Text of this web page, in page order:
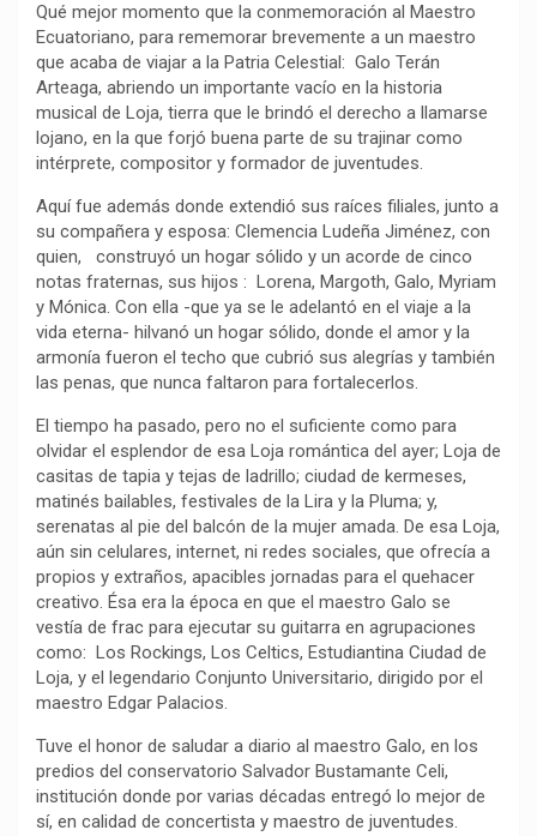
c
e
b
o
o
k
a
t
s
A
p
p
l
e
g
r
a
m
p
y
L
i
n
k
m
p
a
r
t
i
r
Qué mejor momento que la conmemoración al Maestro
Ecuatoriano, para rememorar brevemente a un maestro
que acaba de viajar a la Patria Celestial: Galo Terán
Arteaga, abriendo un importante vacío en la historia
musical de Loja, tierra que le brindó el derecho a llamarse
lojano, en la que forjó buena parte de su trajinar como
intérprete, compositor y formador de juventudes.
Aquí fue además donde extendió sus raíces filiales, junto a
su compañera y esposa: Clemencia Ludeña Jiménez, con
quien, construyó un hogar sólido y un acorde de cinco
notas fraternas, sus hijos : Lorena, Margoth, Galo, Myriam
y Mónica. Con ella -que ya se le adelantó en el viaje a la
vida eterna- hilvanó un hogar sólido, donde el amor y la
armonía fueron el techo que cubrió sus alegrías y también
las penas, que nunca faltaron para fortalecerlos.
El tiempo ha pasado, pero no el suficiente como para
olvidar el esplendor de esa Loja romántica del ayer; Loja de
casitas de tapia y tejas de ladrillo; ciudad de kermeses,
matinés bailables, festivales de la Lira y la Pluma; y,
serenatas al pie del balcón de la mujer amada. De esa Loja,
aún sin celulares, internet, ni redes sociales, que ofrecía a
propios y extraños, apacibles jornadas para el quehacer
creativo. Ésa era la época en que el maestro Galo se
vestía de frac para ejecutar su guitarra en agrupaciones
como: Los Rockings, Los Celtics, Estudiantina Ciudad de
Loja, y el legendario Conjunto Universitario, dirigido por el
maestro Edgar Palacios.
Tuve el honor de saludar a diario al maestro Galo, en los
predios del conservatorio Salvador Bustamante Celi,
institución donde por varias décadas entregó lo mejor de
sí, en calidad de concertista y maestro de juventudes.